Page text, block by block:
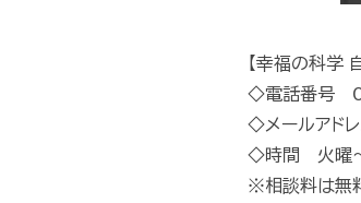
【幸福の科学
◇電話番号
◇メールアド
◇時間 火曜
※相談料は無料